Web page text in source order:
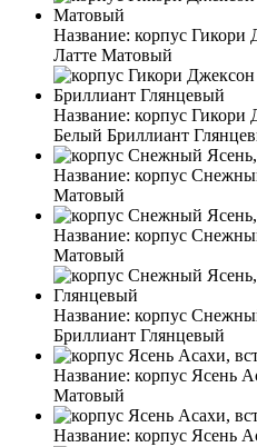
Название: корпус Гикори
Латте Матовый
Название: корпус Гикори
Белый Бриллиант
Название: корпус
Матовый
Название: корпус
Матовый
Название: корпус
Бриллиант Глянцевый
Название: корпус Ясень
Матовый
Название: корпус Ясень